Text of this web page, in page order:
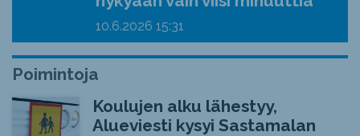
10.6.2026 15:31
Poimintoja
Koulujen alku lähestyy,
Alueviesti kysyi Sastamalan